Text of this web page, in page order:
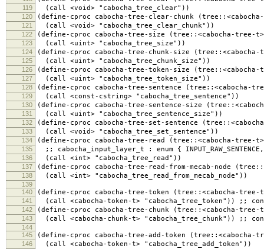
119 (call <void> "cabocha_tree_clear"))
120 (define-cproc cabocha-tree-clear-chunk
121 (call <void> "cabocha_tree_clear_chunk"))
122 (define-cproc cabocha-tree-size (tree::<cabocha-tree-
123 (call <uint> "cabocha_tree_size"))
124 (define-cproc cabocha-tree-chunk-size
125 (call <uint> "cabocha_tree_chunk_size"))
126 (define-cproc cabocha-tree-token-size
127 (call <uint> "cabocha_tree_token_size"))
128 (define-cproc cabocha-tree-sentence (tree::<cabocha-
129 (call <const-cstring> "cabocha_tree_sentence"))
130 (define-cproc cabocha-tree-sentence-size
131 (call <uint> "cabocha_tree_sentence_size"))
132 (define-cproc cabocha-tree-set-sentence
133 (call <void> "cabocha_tree_set_sentence"))
134 (define-cproc cabocha-tree-read (tree::<cabocha-
135 ;; cabocha_input_layer_t : enum { INPUT_RAW_SENTENCE,
136 (call <int> "cabocha_tree_read"))
137 (define-cproc cabocha-tree-read-from-mecab-node
138 (call <int> "cabocha_tree_read_from_mecab_node"))
139
140
(define-cproc cabocha-tree-token (tree::<cabocha-
141 (call <cabocha-token-t> "cabocha_tree_token")) ;;
142 (define-cproc cabocha-tree-chunk (tree::<cabocha-
143 (call <cabocha-chunk-t> "cabocha_tree_chunk")) ;;
144
145
(define-cproc cabocha-tree-add-token (tree::<cabocha-
146 (call <cabocha-token-t> "cabocha_tree_add_token"))